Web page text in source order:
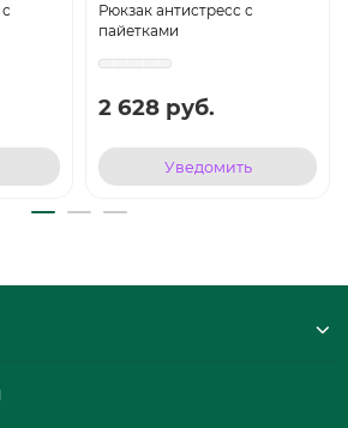
Рюкзак антистресс с
пайетками
2 628 руб.
Уведомить